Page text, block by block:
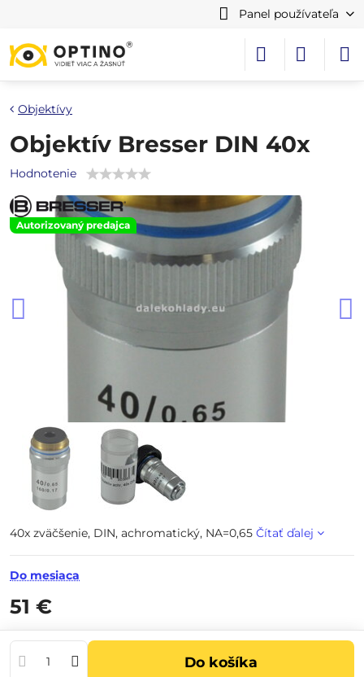
Panel používateľa
Autorizovaný predajca
Objektívy
Objektív Bresser DIN 40x
Hodnotenie
40x zväčšenie, DIN, achromatický, NA=0,65 Čítať ďalej
Do mesiaca
51 €
Do košíka